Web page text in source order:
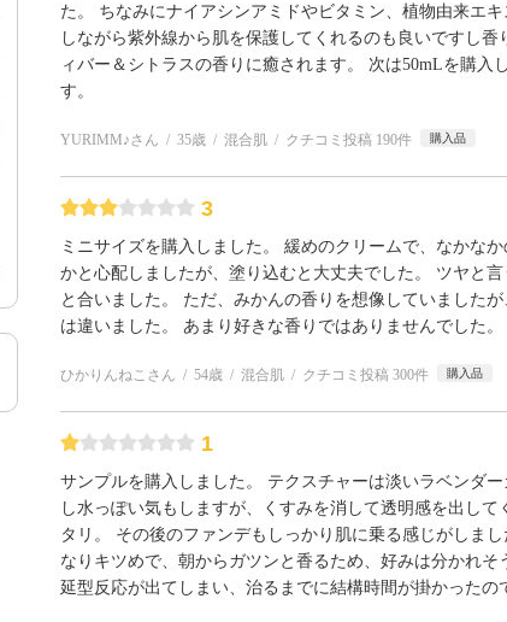
た。 ちなみにナイアシンアミドやビタミン、植物由来エ
しながら紫外線から肌を保護してくれるのも良いですし香
ィバー＆シトラスの香りに癒されます。 次は50mLを購入
す。
YURIMM♪さん 35歳 混合肌 クチコミ投稿 190件 購入品
3
ミニサイズを購入しました。 緩めのクリームで、なかな
かと心配しましたが、塗り込むと大丈夫でした。 ツヤと
と合いました。 ただ、みかんの香りを想像していました
は違いました。 あまり好きな香りではありませんでした。
ひかりんねこさん 54歳 混合肌 クチコミ投稿 300件 購入品
1
サンプルを購入しました。 テクスチャーは淡いラベンダ
し水っぽい気もしますが、くすみを消して透明感を出し
タリ。 その後のファンデもしっかり肌に乗る感じがしま
なりキツめで、朝からガツンと香るため、好みは分かれ
延型反応が出てしまい、治るまでに結構時間が掛かったの